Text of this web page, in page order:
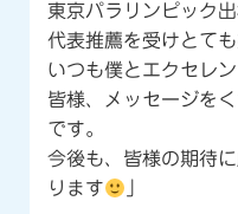
東京パラリンピック
代表推薦を受けとて
いつも僕とエクセレ
皆様、メッセージを
です。
今後も、皆様の期待
ります